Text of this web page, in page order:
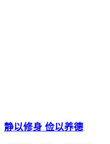
静以修身 俭以养德